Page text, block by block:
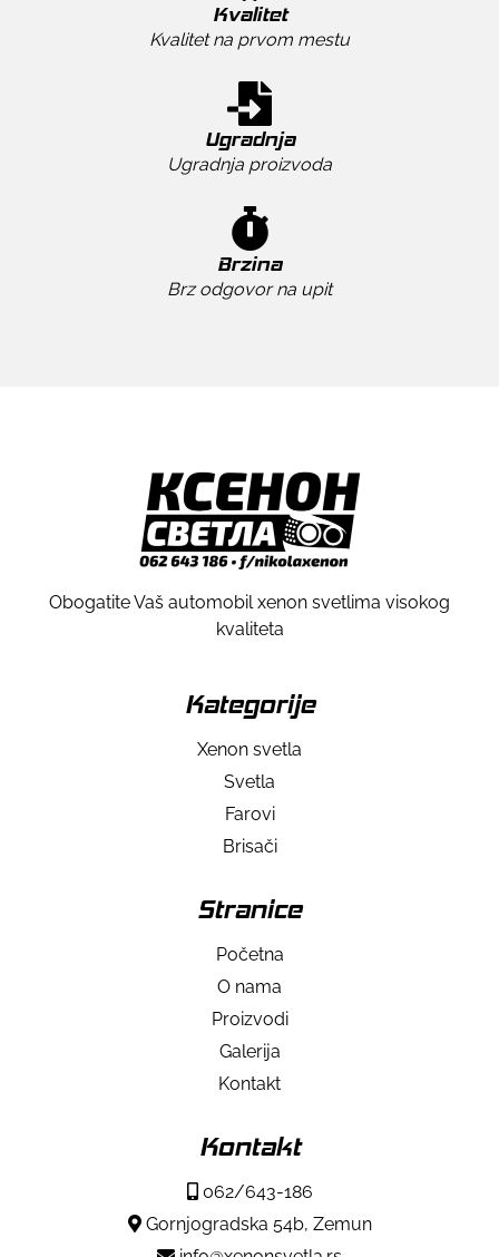
Kvalitet
Kvalitet na prvom mestu
Ugradnja
Ugradnja proizvoda
Brzina
Brz odgovor na upit
Obogatite Vaš automobil xenon svetlima visokog
kvaliteta
Kategorije
Xenon svetla
Svetla
Farovi
Brisači
Stranice
Početna
O nama
Proizvodi
Galerija
Kontakt
Kontakt
062/643-186
Gornjogradska 54b, Zemun